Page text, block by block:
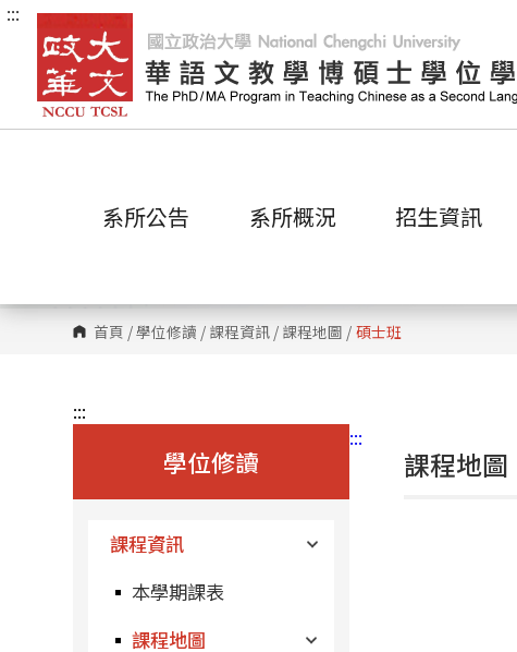
跳
內
:::
系所公告 系所概況 招生資訊
首頁 /學位修讀 / 課程資訊 / 課程地圖 / 碩士班
:::
學位修讀
課程資訊
本學期課表
課程地圖
:::
課程地圖